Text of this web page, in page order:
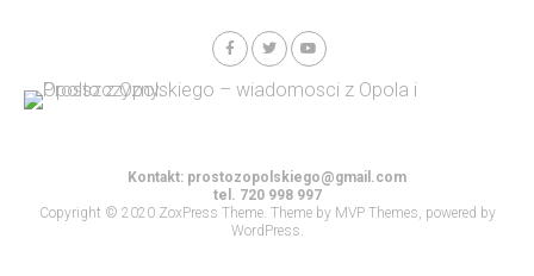
Kontakt: prostozopolskiego@gmail.com
tel. 720 998 997
Copyright © 2020 ZoxPress Theme. Theme by MVP Themes, powered by
WordPress.